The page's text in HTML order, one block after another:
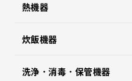
熱機器
炊飯機器
洗浄・消毒・保管機器